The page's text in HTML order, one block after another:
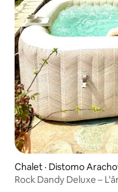
Chalet · Distomo
Rock Dandy Deluxe –